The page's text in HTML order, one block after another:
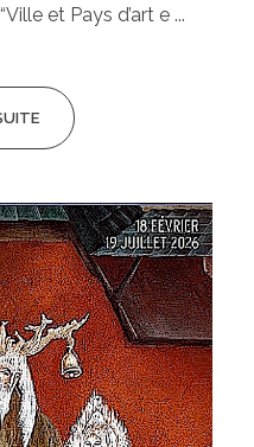
et Pays d’art e ...